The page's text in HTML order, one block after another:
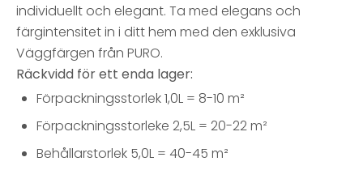
individuellt och elegant. Ta med elegans och
färgintensitet in i ditt hem med den exklusiva
Väggfärgen från PURO.
Räckvidd för ett enda lager:
Förpackningsstorlek 1,0L = 8-10 m²
Förpackningsstorleke 2,5L = 20-22 m²
Behållarstorlek 5,0L = 40-45 m²